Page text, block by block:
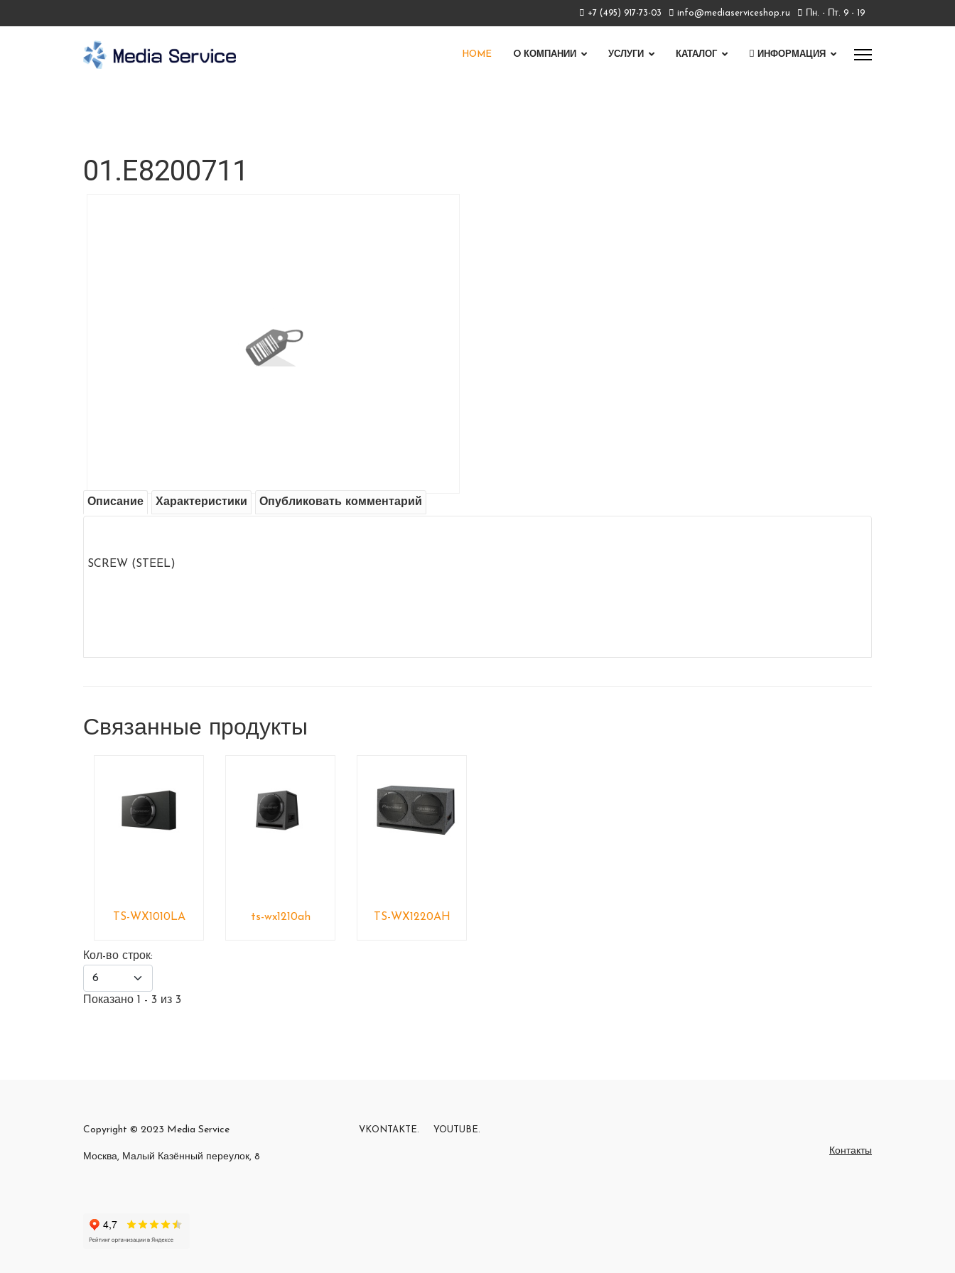
+7 (495) 917-73-03 info@mediaserviceshop.ru Пн. - Пт. 9 - 19
HOME O КОМПАНИИ УСЛУГИ КАТАЛОГ ИНФОРМАЦИЯ
01.E8200711
Описание Характеристики Опубликовать комментарий
SCREW (STEEL)
Связанные продукты
TS-WX1010LA ts-wx1210ah TS-WX1220AH
Кол-во строк:
Показано 1 - 3 из 3
Copyright © 2023 Media Service
Москва, Малый Казённый переулок, 8
VKONTAKTE. YOUTUBE.
Контакты